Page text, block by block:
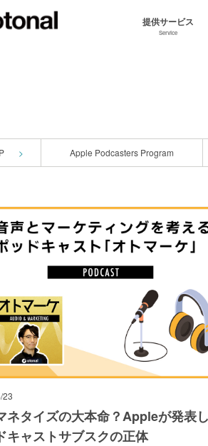
提供サービス
Service
Apple Podcasters Program
23
ネタイズの大本命？Appleが発表
キャストサブスクの正体